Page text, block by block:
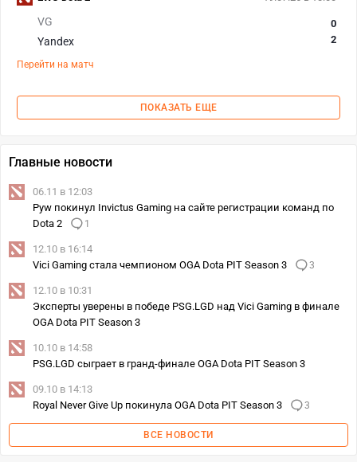
VG
Yandex
0
2
Перейти на матч
ПОКАЗАТЬ ЕЩЕ
Главные новости
06.11 в 12:03
Pyw покинул Invictus Gaming на сайте регистрации команд по
Dota 2
1
12.10 в 16:14
Vici Gaming стала чемпионом OGA Dota PIT Season 3
3
12.10 в 10:31
Эксперты уверены в победе PSG.LGD над Vici Gaming в финале
OGA Dota PIT Season 3
10.10 в 14:58
PSG.LGD сыграет в гранд-финале OGA Dota PIT Season 3
09.10 в 14:13
Royal Never Give Up покинула OGA Dota PIT Season 3
3
ВСЕ НОВОСТИ